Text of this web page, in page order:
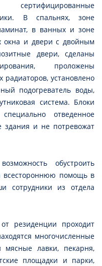
В спальнях, зоне
в ванных и зоне
окна и двери с двойным
двери, сделаны
проложены
установлено
подогреватель воды,
система. Блоки
отведенное
и не потревожат
обустроить
всестороннюю помощь в
сотрудники из отдела
резиденции проходит
многочисленные
лавки, пекарня,
площадки и парки,